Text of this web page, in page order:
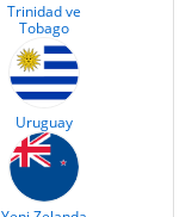
Trinidad ve
Tobago
Uruguay